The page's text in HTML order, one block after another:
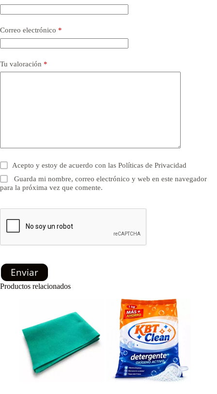
Correo electrónico *
Tu valoración *
Acepto y estoy de acuerdo con lasPolíticas de Privacidad
Guarda mi nombre, correo electrónico y web en este navegador
para la próxima vez que comente.
Enviar
Productos relacionados